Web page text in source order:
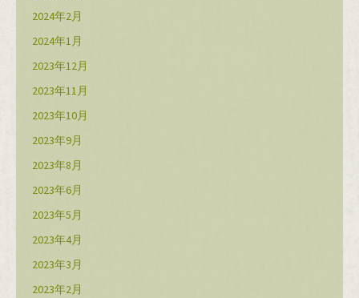
2024年2月
2024年1月
2023年12月
2023年11月
2023年10月
2023年9月
2023年8月
2023年6月
2023年5月
2023年4月
2023年3月
2023年2月